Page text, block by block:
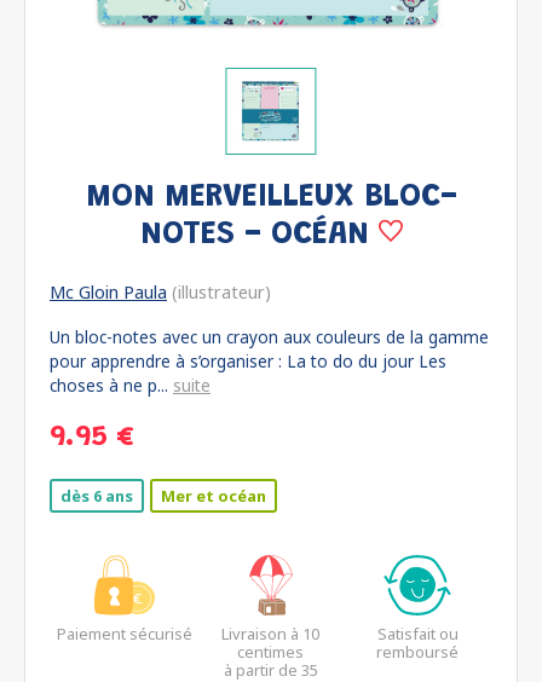
MON MERVEILLEUX BLOC-
NOTES - OCÉAN
Mc Gloin Paula (illustrateur)
Un bloc-notes avec un crayon aux couleurs de la gamme
pour apprendre à s’organiser : La to do du jour Les
choses à ne p... suite
9.95 €
dès 6 ans Mer et océan
Paiement sécurisé
Livraison à 10
centimes
à partir de 35
Satisfait ou
remboursé